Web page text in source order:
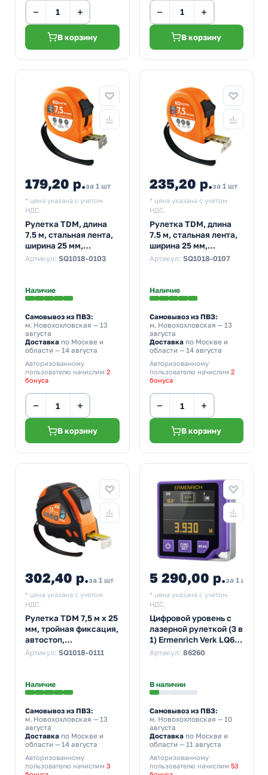
− +
В корзину
− +
В корзину
179,20 р.за 1 шт
* цена указана с учетом
НДС.
Рулетка TDM, длина
7.5 м, стальная лента,
ширина 25 мм,
пластиковый корпус,
Артикул: SQ1018-0103
Наличие
Самовывоз из ПВЗ:
м. Новохохловская — 13
августа
Доставка по Москве и
области — 14 августа
Авторизованному
пользователю начислим 2
бонуса
− +
В корзину
235,20 р.за 1 шт
* цена указана с учетом
НДС.
Рулетка TDM, длина
7.5 м, стальная лента,
ширина 25 мм,
прорезиненное
Артикул: SQ1018-0107
Наличие
Самовывоз из ПВЗ:
м. Новохохловская — 13
августа
Доставкапо Москве и
области — 14 августа
Авторизованному
пользователю начислим 2
бонуса
− +
В корзину
302,40 р.за 1 шт
* цена указана с учетом
НДС.
Рулетка TDM 7,5 м х 25
мм, тройная фиксация,
автостоп,
обрезиненный корпус,
Артикул: SQ1018-0111
Наличие
Самовывоз из ПВЗ:
м. Новохохловская — 13
августа
Доставка по Москве и
области — 14 августа
Авторизованному
пользователю начислим 3
5 290,00 р.за 1 шт
* цена указана с учетом
НДС.
Цифровой уровень с
лазерной рулеткой (3 в
1) Ermenrich Verk LQ60
длина, угол, уровень
Артикул: 86260
В наличии
Самовывоз из ПВЗ:
м. Новохохловская — 10
августа
Доставкапо Москве и
области — 11 августа
Авторизованному
пользователю начислим 53